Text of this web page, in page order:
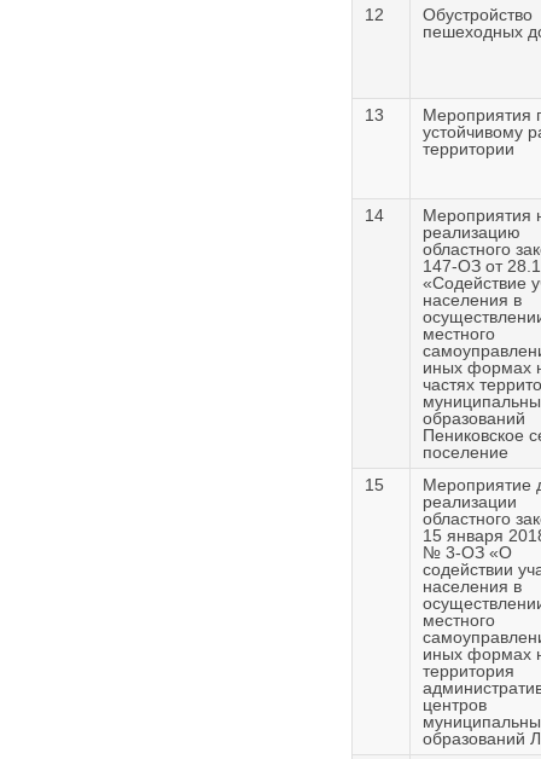
12
Обустройство
пешеходных
13
Мероприятия
устойчивому
территории
14
Мероприятия
реализацию
областного
147-ОЗ от
«Содействие
населения в
местного
иных формах
частях
образований
Пениковское
поселение
15
Мероприятие
реализации
областного
15 января
№ 3-ОЗ «О
содействии
населения в
местного
иных формах
территория
центров
образований